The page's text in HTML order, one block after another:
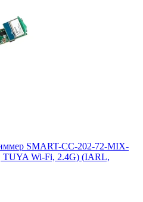
SMART-CC-202-72-MIX-
TUYA Wi-Fi, 2.4G) (IARL,